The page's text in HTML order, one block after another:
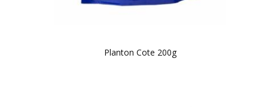
Planton Cote 200g